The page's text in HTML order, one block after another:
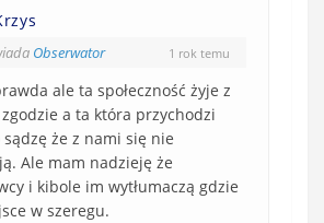
Obserwator 1 rok temu
ale ta społeczność żyje z
a ta która przychodzi
że z nami się nie
Ale mam nadzieję że
i kibole im wytłumaczą gdzie
w szeregu.